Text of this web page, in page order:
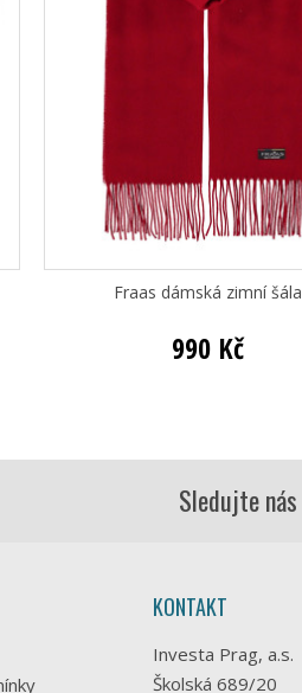
Fraas dámská zimní šála
990 Kč
Sledujte nás
KONTAKT
Investa Prag, a.s.
Školská 689/20